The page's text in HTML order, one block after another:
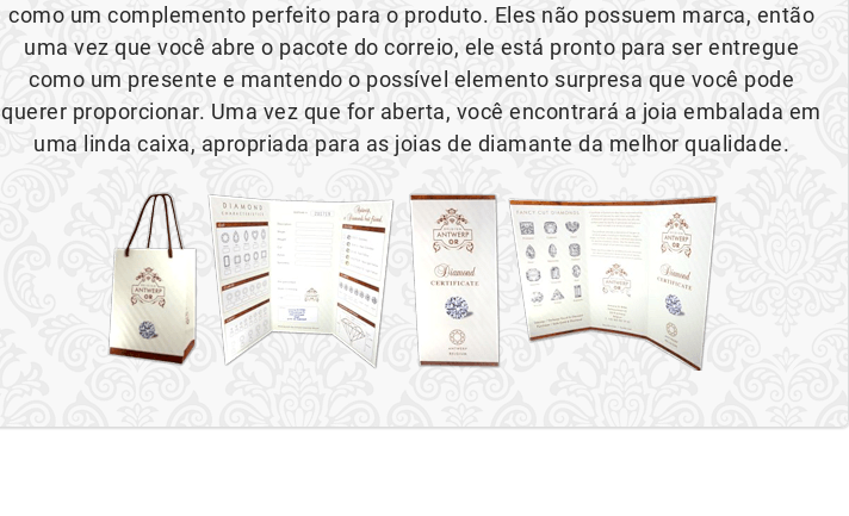
como um complemento perfeito para o produto. Eles não possuem marca, então
uma vez que você abre o pacote do correio, ele está pronto para ser entregue
como um presente e mantendo o possível elemento surpresa que você pode
querer proporcionar. Uma vez que for aberta, você encontrará a joia embalada em
uma linda caixa, apropriada para as joias de diamante da melhor qualidade.